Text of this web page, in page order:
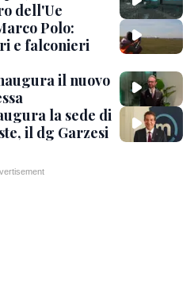
dell'Ue
Polo:
e falconieri
il nuovo
la sede di
il dg Garzesi